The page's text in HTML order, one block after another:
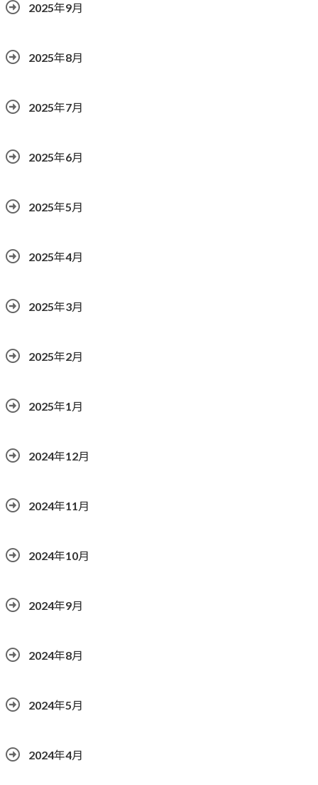
2025年9月
2025年8月
2025年7月
2025年6月
2025年5月
2025年4月
2025年3月
2025年2月
2025年1月
2024年12月
2024年11月
2024年10月
2024年9月
2024年8月
2024年5月
2024年4月